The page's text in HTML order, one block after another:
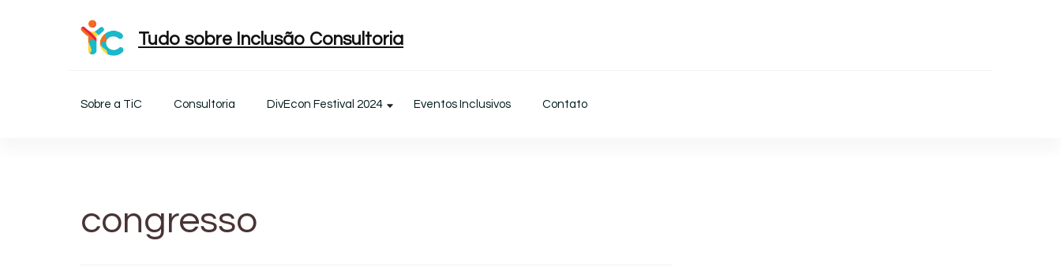
Tudo sobre Inclusão Consultoria
Sobre a TiC Consultoria DivEcon Festival 2024 Eventos Inclusivos Contato
congresso